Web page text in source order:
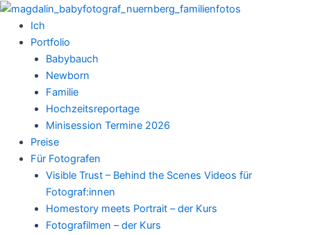
Zum
Inhalt
springen
Ich
Portfolio
Babybauch
Newborn
Familie
Hochzeitsreportage
Minisession Termine 2026
Preise
Für Fotografen
Visible Trust – Behind the Scenes Videos für
Fotograf:innen
Homestory meets Portrait – der Kurs
Fotografilmen – der Kurs